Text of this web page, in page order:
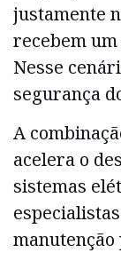
justamente
recebem
Nesse
segurança
A
acelera o
sistemas